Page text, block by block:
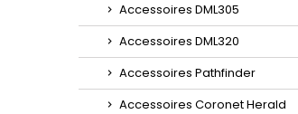
Accessoires DML305
Accessoires DML320
Accessoires Pathfinder
Accessoires Coronet Herald